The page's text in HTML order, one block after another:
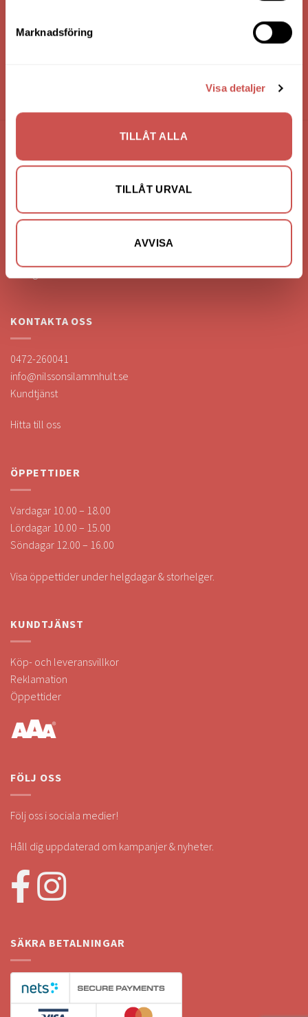
Marknadsföring
Visa detaljer
TILLÅT ALLA
TILLÅT URVAL
AVVISA
Nilssons Möbler i Lammhult
N. Fabriksgatan 2
363 44 Lammhult
KONTAKTA OSS
0472-260041
info@nilssonsilammhult.se
Kundtjänst
Hitta till oss
ÖPPETTIDER
Vardagar 10.00 – 18.00
Lördagar 10.00 – 15.00
Söndagar 12.00 – 16.00
Visa öppettider under helgdagar & storhelger.
KUNDTJÄNST
Köp- och leveransvillkor
Reklamation
Öppettider
FÖLJ OSS
Följ oss i sociala medier!
Håll dig uppdaterad om kampanjer & nyheter.
SÄKRA BETALNINGAR